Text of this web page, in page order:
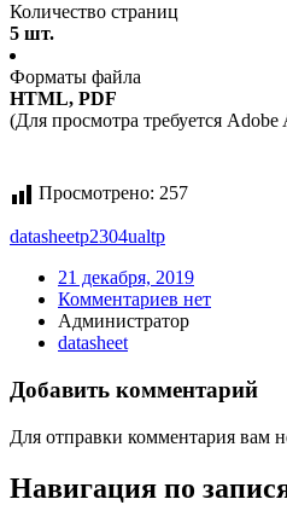
Количество страниц
5 шт.
Форматы файла
HTML, PDF
(Для просмотра требуется Adobe
Просмотрено: 257
datasheetp2304ualtp
21 декабря, 2019
Комментариев нет
Администратор
datasheet
Добавить комментарий
Для отправки комментария вам
Навигация по